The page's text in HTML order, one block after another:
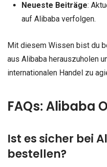
Neueste Beiträge:
auf Alibaba verfolgen.
Mit diesem Wissen bist du
aus Alibaba herauszuholen
internationalen Handel zu
FAQs: Alibaba
Ist es sicher bei
bestellen?